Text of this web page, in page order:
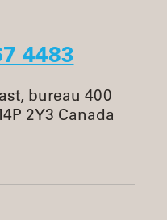
4483
bureau 400
2Y3 Canada